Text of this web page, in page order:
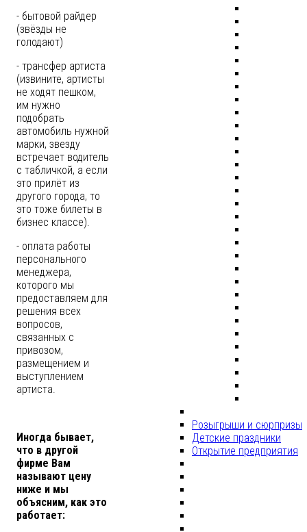
Розыгрыши и сюрпризы
Детские праздники
Открытие предприятия
- бытовой райдер
(звёзды не
голодают)
- трансфер артиста
(извините, артисты
не ходят пешком,
им нужно
подобрать
автомобиль нужной
марки, звезду
встречает водитель
с табличкой, а если
это прилёт из
другого города, то
это тоже билеты в
бизнес классе).
- оплата работы
персонального
менеджера,
которого мы
предоставляем для
решения всех
вопросов,
связанных с
привозом,
размещением и
выступлением
артиста.
Иногда бывает,
что в другой
фирме Вам
называют цену
ниже и мы
объясним, как это
работает: